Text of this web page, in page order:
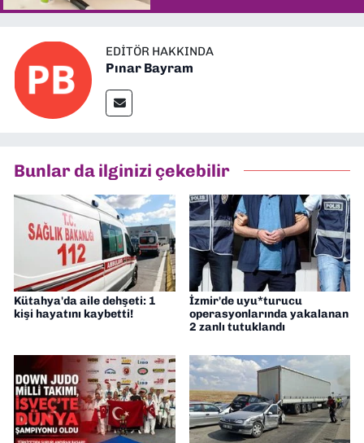
EDITÖR HAKKINDA
Pınar Bayram
Bunlar da ilginizi çekebilir
Kütahya'da aile dehşeti: 1
kişi hayatını kaybetti!
İzmir'de uyu*turucu
operasyonlarında yakalanan
2 zanlı tutuklandı